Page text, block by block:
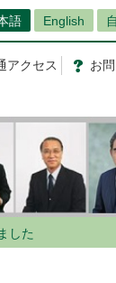
語 English
アクセス お問
した